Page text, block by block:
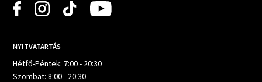
NYITVATARTÁS
Hétfő-Péntek: 7:00 - 20:30
Szombat: 8:00 - 20:30